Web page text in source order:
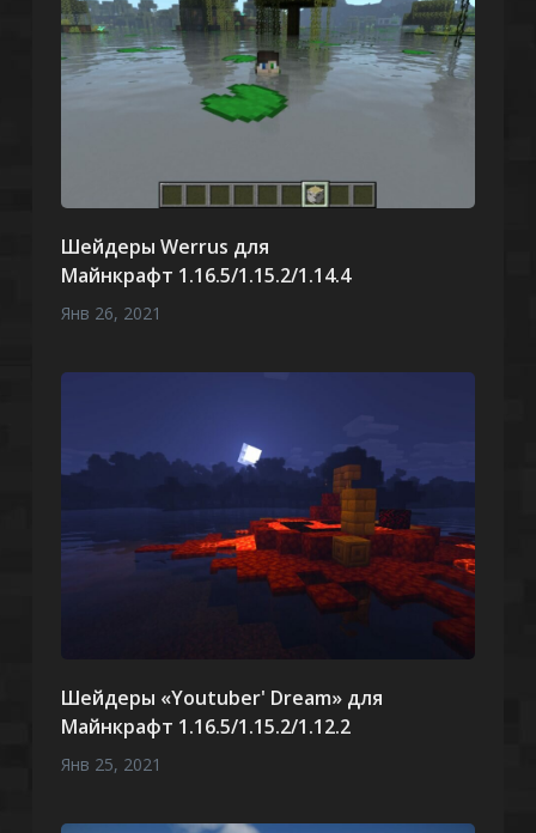
Шейдеры Werrus для
Майнкрафт 1.16.5/1.15.2/1.14.4
Янв 26, 2021
Шейдеры «Youtuber' Dream» для
Майнкрафт 1.16.5/1.15.2/1.12.2
Янв 25, 2021